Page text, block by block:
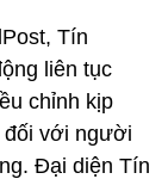
Tín
liên tục
chỉnh kịp
đối với người
Đại diện Tín